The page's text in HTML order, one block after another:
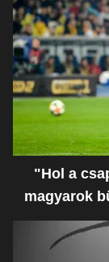
"Hol a
magyarok